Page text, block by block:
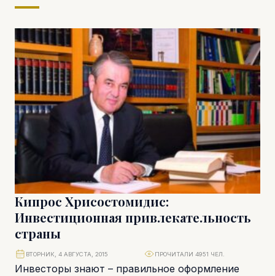
Кипрос Хрисостомидис:
Инвестиционная привлекательность
страны
Инвесторы знают – правильное оформление
ВТОРНИК, 4 АВГУСТА, 2015 ПРОЧИТАЛИ 4951 ЧЕЛ.